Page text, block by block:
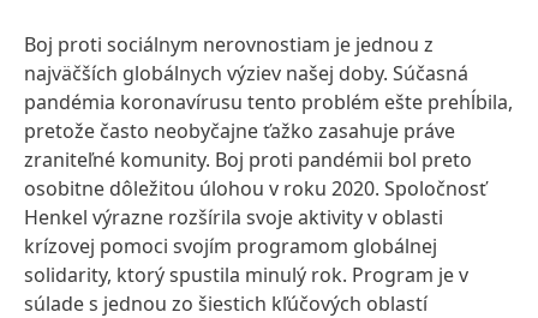
Boj proti sociálnym nerovnostiam je jednou z
najväčších globálnych výziev našej doby. Súčasná
pandémia koronavírusu tento problém ešte prehĺbila,
pretože často neobyčajne ťažko zasahuje práve
zraniteľné komunity. Boj proti pandémii bol preto
osobitne dôležitou úlohou v roku 2020. Spoločnosť
Henkel výrazne rozšírila svoje aktivity v oblasti
krízovej pomoci svojím programom globálnej
solidarity, ktorý spustila minulý rok. Program je v
súlade s jednou zo šiestich kľúčových oblastí